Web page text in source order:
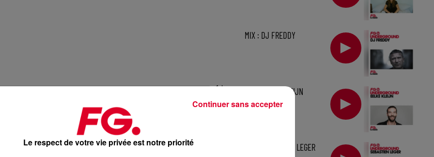
1 h
MIX : DJ FREDDY
MIX : EELKE KLEIJN
MIX : SEBASTIEN LEGER
Le respect de votre vie privée est notre priorité
Continuer sans accepter